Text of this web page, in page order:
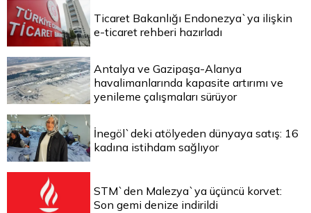
Ticaret Bakanlığı Endonezya`ya ilişkin
e-ticaret rehberi hazırladı
Antalya ve Gazipaşa-Alanya
havalimanlarında kapasite artırımı ve
yenileme çalışmaları sürüyor
İnegöl`deki atölyeden dünyaya satış: 16
kadına istihdam sağlıyor
STM`den Malezya`ya üçüncü korvet:
Son gemi denize indirildi